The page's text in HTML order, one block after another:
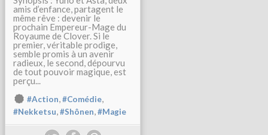
amis d’enfance, partagent le
même rêve : devenir le
prochain Empereur-Mage du
Royaume de Clover. Si le
premier, véritable prodige,
semble promis à un avenir
radieux, le second, dépourvu
de tout pouvoir magique, est
perçu...
#Action,#Comédie,
#Nekketsu,#Shônen,#Magie